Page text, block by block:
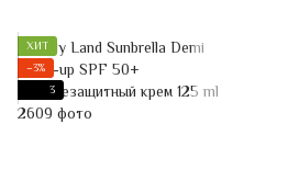
ХИТ
−3%
3